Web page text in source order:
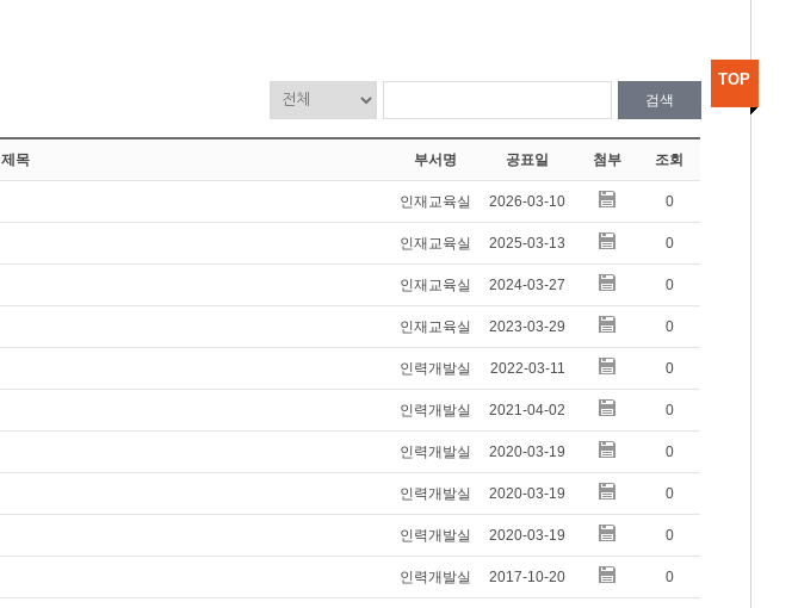
검색
제목 부서명 공표일 첨부 조회
인재교육실 2026-03-10 0
인재교육실 2025-03-13 0
인재교육실 2024-03-27 0
인재교육실 2023-03-29 0
인력개발실 2022-03-11 0
인력개발실 2021-04-02 0
인력개발실 2020-03-19 0
인력개발실 2020-03-19 0
인력개발실 2020-03-19 0
인력개발실 2017-10-20 0
TOP